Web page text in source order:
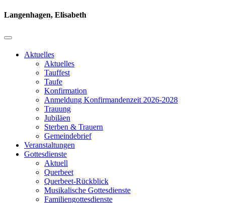
Langenhagen, Elisabeth
Aktuelles
Aktuelles
Tauffest
Taufe
Konfirmation
Anmeldung Konfirmandenzeit 2026-2028
Trauung
Jubiläen
Sterben & Trauern
Gemeindebrief
Veranstaltungen
Gottesdienste
Aktuell
Querbeet
Querbeet-Rückblick
Musikalische Gottesdienste
Familiengottesdienste